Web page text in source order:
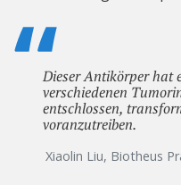
Dieser Antikörper hat
verschiedenen
entschlossen,
voranzutreiben.
Xiaolin Liu, Biotheus